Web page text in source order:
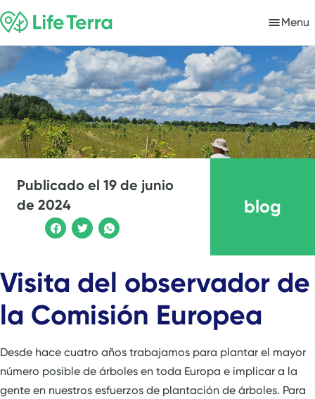
Menu
Publicado el 19 de junio
de 2024
blog
Visita del observador de
la Comisión Europea
Desde hace cuatro años trabajamos para plantar el mayor
número posible de árboles en toda Europa e implicar a la
gente en nuestros esfuerzos de plantación de árboles. Para